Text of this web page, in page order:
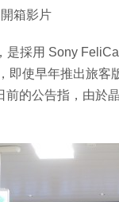
箱影片
是採用 Sony
即使早年推出旅
的公告指，由於